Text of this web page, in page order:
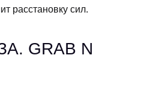
расстановку сил.
GRAB N